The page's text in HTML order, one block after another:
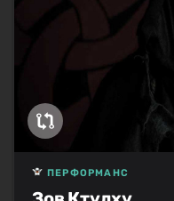
ПЕРФОРМАНС